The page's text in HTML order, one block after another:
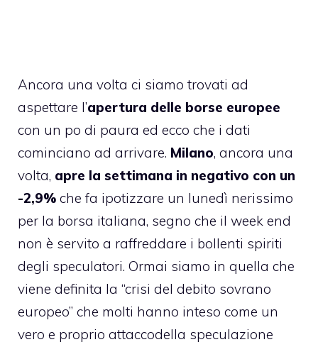
Ancora una volta ci siamo trovati ad
aspettare l’apertura delle borse europee
con un po di paura ed ecco che i dati
cominciano ad arrivare. Milano, ancora una
volta, apre la settimana in negativo con un
-2,9% che fa ipotizzare un lunedì nerissimo
per la borsa italiana, segno che il week end
non è servito a raffreddare i bollenti spiriti
degli speculatori. Ormai siamo in quella che
viene definita la “crisi del debito sovrano
europeo” che molti hanno inteso come un
vero e proprio attaccodella speculazione